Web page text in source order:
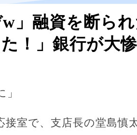
」融資を断ら
！」銀行が大
室で、支店長の堂島慎